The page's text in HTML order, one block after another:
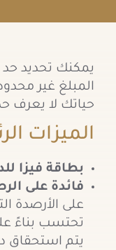
المبلغ غير
حياتك لا يعرف
الميزات
بطاقة فيزا
فائدة على
تحتسب بناءً
يتم استحقاق